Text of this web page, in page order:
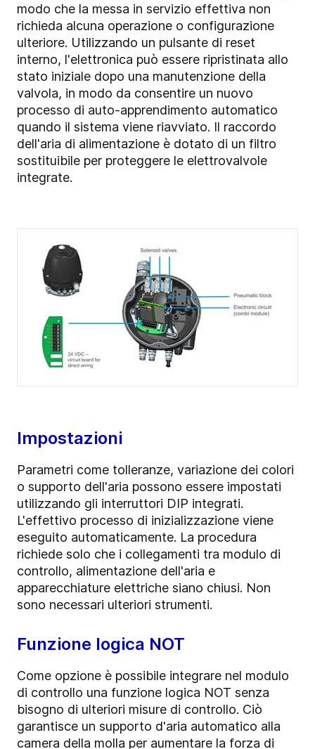
modo che la messa in servizio effettiva non
richieda alcuna operazione o configurazione
ulteriore. Utilizzando un pulsante di reset
interno, l'elettronica può essere ripristinata allo
stato iniziale dopo una manutenzione della
valvola, in modo da consentire un nuovo
processo di auto-apprendimento automatico
quando il sistema viene riavviato. Il raccordo
dell'aria di alimentazione è dotato di un filtro
sostituibile per proteggere le elettrovalvole
integrate.
Impostazioni
Parametri come tolleranze, variazione dei colori
o supporto dell'aria possono essere impostati
utilizzando gli interruttori DIP integrati.
L'effettivo processo di inizializzazione viene
eseguito automaticamente. La procedura
richiede solo che i collegamenti tra modulo di
controllo, alimentazione dell'aria e
apparecchiature elettriche siano chiusi. Non
sono necessari ulteriori strumenti.
Funzione logica NOT
Come opzione è possibile integrare nel modulo
di controllo una funzione logica NOT senza
bisogno di ulteriori misure di controllo. Ciò
garantisce un supporto d'aria automatico alla
camera della molla per aumentare la forza di